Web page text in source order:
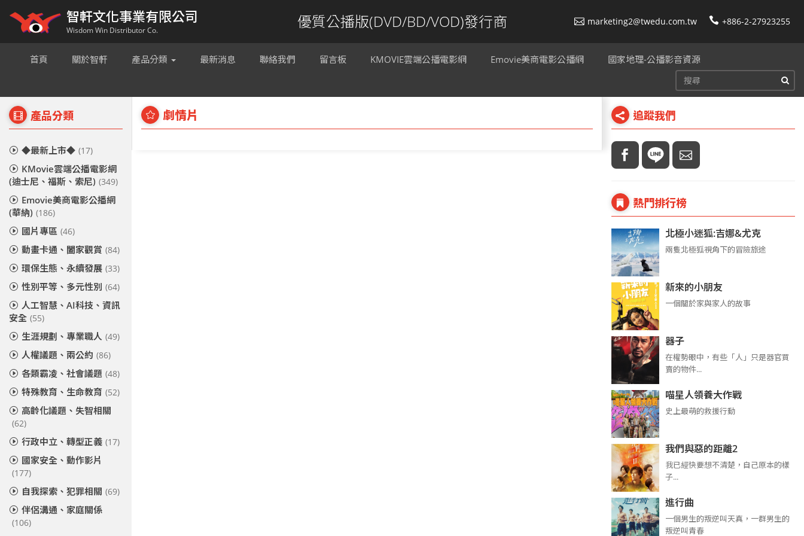
智軒文化事業有限公司
Wisdom Win Distributor Co. 優質公播版(DVD/BD/VOD)發行商 marketing2@twedu.com.tw +886-2-27923255
首頁 關於智軒 產品分類 最新消息 聯絡我們 留言板 KMOVIE雲端公播電影網 Emovie美商電影公播網 國家地理-公播影音資源
產品分類
◆最新上市◆ (17)
KMovie雲端公播電影網
(迪士尼、福斯、索尼) (349)
Emovie美商電影公播網
(華納) (186)
國片專區 (46)
動畫卡通、闔家觀賞 (84)
環保生態、永續發展 (33)
性別平等、多元性別 (64)
人工智慧、AI科技、資訊
安全 (55)
生涯規劃、專業職人 (49)
人權議題、兩公約 (86)
各類霸凌、社會議題 (48)
特殊教育、生命教育 (52)
高齡化議題、失智相關
(62)
行政中立、轉型正義 (17)
國家安全、動作影片
(177)
自我探索、犯罪相關 (69)
伴侶溝通、家庭關係
(106)
劇情片 追蹤我們
熱門排行榜
北極小迷狐:吉娜&尤克
兩隻北極狐視角下的冒險旅途
新來的小朋友
一個關於家與家人的故事
器子
在權勢眼中，有些「人」只是器官買
賣的物件...
喵星人領養大作戰
史上最萌的救援行動
我們與惡的距離2
我已經快要想不清楚，自己原本的樣
子...
進行曲
​​​一個男生的叛逆叫天真，一群男生的
叛逆叫青春